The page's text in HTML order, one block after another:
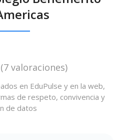
(7 valoraciones)
en EduPulse y en la web,
de respeto, convivencia y
de datos